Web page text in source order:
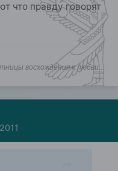
что правду говорят
восхождения к любви...